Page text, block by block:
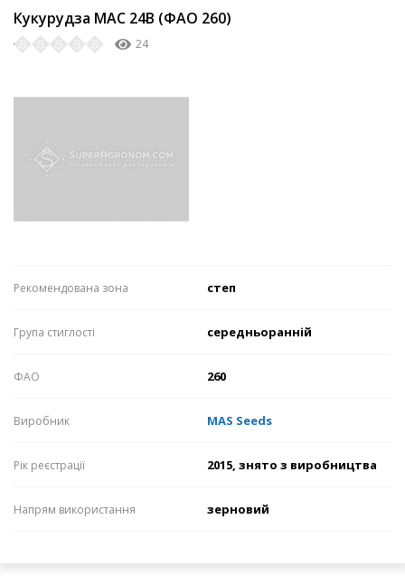
Кукурудза МАС 24В (ФАО 260)
24
Рекомендована зона степ
Група стиглості середньоранній
ФАО 260
Виробник MAS Seeds
Рік реєстрації 2015, знято з виробництва
Напрям використання зерновий